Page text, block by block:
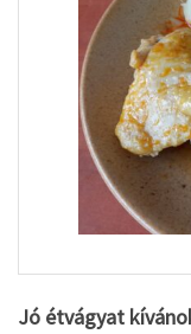
Jó étvágyat